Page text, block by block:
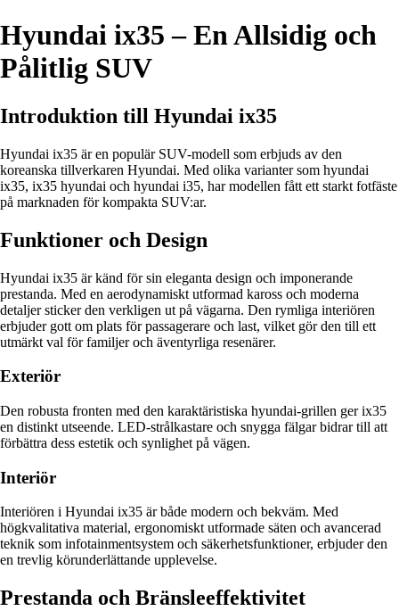
Hyundai ix35 – En Allsidig och
Pålitlig SUV
Introduktion till Hyundai ix35
Hyundai ix35 är en populär SUV-modell som erbjuds av den
koreanska tillverkaren Hyundai. Med olika varianter som hyundai
ix35, ix35 hyundai och hyundai i35, har modellen fått ett starkt fotfäste
på marknaden för kompakta SUV:ar.
Funktioner och Design
Hyundai ix35 är känd för sin eleganta design och imponerande
prestanda. Med en aerodynamiskt utformad kaross och moderna
detaljer sticker den verkligen ut på vägarna. Den rymliga interiören
erbjuder gott om plats för passagerare och last, vilket gör den till ett
utmärkt val för familjer och äventyrliga resenärer.
Exteriör
Den robusta fronten med den karaktäristiska hyundai-grillen ger ix35
en distinkt utseende. LED-strålkastare och snygga fälgar bidrar till att
förbättra dess estetik och synlighet på vägen.
Interiör
Interiören i Hyundai ix35 är både modern och bekväm. Med
högkvalitativa material, ergonomiskt utformade säten och avancerad
teknik som infotainmentsystem och säkerhetsfunktioner, erbjuder den
en trevlig körunderlättande upplevelse.
Prestanda och Bränsleeffektivitet